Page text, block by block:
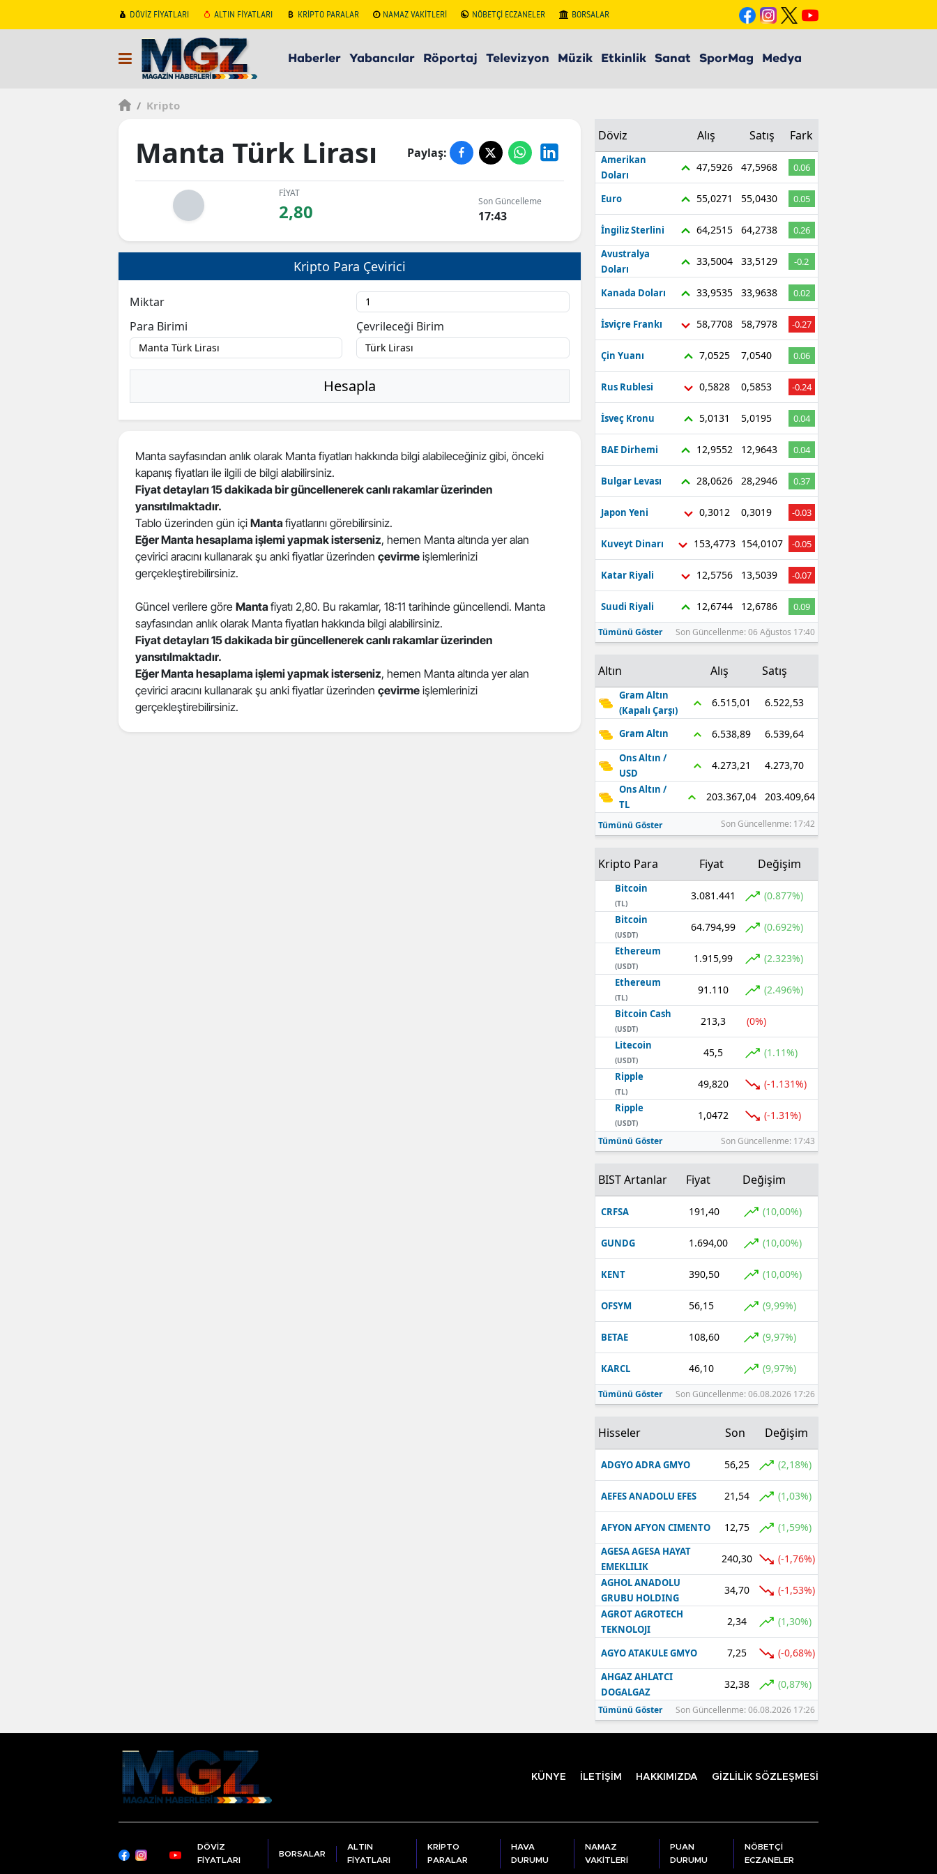
DÖVİZ FİYATLARI ALTIN FİYATLARI KRİPTO PARALAR NAMAZ VAKİTLERİ NÖBETÇİ ECZANELER BORSALAR
Haberler Yabancılar Röportaj Televizyon Müzik Etkinlik Sanat SporMag Medya
/ Kripto
Manta Türk Lirası Paylaş:
FİYAT
2,80 Son Güncelleme
17:43
Kripto Para Çevirici
Miktar
Para Birimi
Çevrileceği Birim
Hesapla
Manta sayfasından anlık olarak Manta fiyatları hakkında bilgi alabileceğiniz gibi, önceki
kapanış fiyatları ile ilgili de bilgi alabilirsiniz.
Fiyat detayları 15 dakikada bir güncellenerek canlı rakamlar üzerinden
yansıtılmaktadır.
Tablo üzerinden gün içi Mantafiyatlarını görebilirsiniz.
Eğer Manta hesaplama işlemi yapmak isterseniz, hemen Manta altında yer alan
çevirici aracını kullanarak şu anki fiyatlar üzerinden çevirme işlemlerinizi
gerçekleştirebilirsiniz.
Güncel verilere göre Mantafiyatı 2,80. Bu rakamlar, 18:11 tarihinde güncellendi. Manta
sayfasından anlık olarak Manta fiyatları hakkında bilgi alabilirsiniz.
Fiyat detayları 15 dakikada bir güncellenerek canlı rakamlar üzerinden
yansıtılmaktadır.
Eğer Manta hesaplama işlemi yapmak isterseniz, hemen Manta altında yer alan
çevirici aracını kullanarak şu anki fiyatlar üzerinden çevirme işlemlerinizi
gerçekleştirebilirsiniz.
Döviz Alış Satış Fark
Amerikan
Doları
47,5926 47,5968 0.06
Euro 55,0271 55,0430 0.05
İngiliz Sterlini 64,2515 64,2738
0.26
Avustralya
Doları
33,5004 33,5129 -0.2
Kanada Doları 33,9535 33,9638 0.02
İsviçre Frankı 58,7708 58,7978 -0.27
Çin Yuanı 7,0525 7,0540 0.06
Rus Rublesi 0,5828 0,5853 -0.24
İsveç Kronu 5,0131 5,0195 0.04
BAE Dirhemi 12,9552 12,9643 0.04
Bulgar Levası 28,0626 28,2946 0.37
Japon Yeni 0,3012 0,3019 -0.03
Kuveyt Dinarı 153,4773 154,0107 -0.05
Katar Riyali 12,5756 13,5039 -0.07
Suudi Riyali 12,6744 12,6786 0.09
Tümünü Göster Son Güncellenme: 06 Ağustos 17:40
Altın Alış Satış
Gram Altın
(Kapalı Çarşı)
6.515,01 6.522,53
Gram Altın 6.538,89 6.539,64
Ons Altın /
USD
4.273,21 4.273,70
Ons Altın /
TL
203.367,04 203.409,64
Tümünü Göster Son Güncellenme: 17:42
Kripto Para Fiyat Değişim
Bitcoin
(TL)
3.081.441 (0.877%)
Bitcoin
(USDT)
64.794,99 (0.692%)
Ethereum
(USDT)
1.915,99 (2.323%)
Ethereum
(TL)
91.110 (2.496%)
Bitcoin Cash
(USDT)
213,3 (0%)
Litecoin
(USDT)
45,5 (1.11%)
Ripple
(TL)
49,820 (-1.131%)
Ripple
(USDT)
1,0472 (-1.31%)
Tümünü Göster Son Güncellenme: 17:43
BIST Artanlar Fiyat Değişim
CRFSA 191,40 (10,00%)
GUNDG 1.694,00 (10,00%)
KENT 390,50 (10,00%)
OFSYM 56,15 (9,99%)
BETAE 108,60 (9,97%)
KARCL 46,10 (9,97%)
Tümünü Göster Son Güncellenme: 06.08.2026 17:26
Hisseler Son Değişim
ADGYO ADRA GMYO 56,25 (2,18%)
AEFES ANADOLU EFES 21,54 (1,03%)
AFYON AFYON CIMENTO 12,75 (1,59%)
AGESA AGESA HAYAT
EMEKLILIK
240,30 (-1,76%)
AGHOL ANADOLU
GRUBU HOLDING
34,70 (-1,53%)
AGROT AGROTECH
TEKNOLOJI
2,34 (1,30%)
AGYO ATAKULE GMYO 7,25 (-0,68%)
AHGAZ AHLATCI
DOGALGAZ
32,38 (0,87%)
Tümünü Göster Son Güncellenme: 06.08.2026 17:26
KÜNYE İLETİŞİM HAKKIMIZDA GİZLİLİK SÖZLEŞMESİ
DÖVİZ
FİYATLARI
BORSALAR
ALTIN
FİYATLARI
KRİPTO
PARALAR
HAVA
DURUMU
NAMAZ
VAKİTLERİ
PUAN
DURUMU
NÖBETÇİ
ECZANELER